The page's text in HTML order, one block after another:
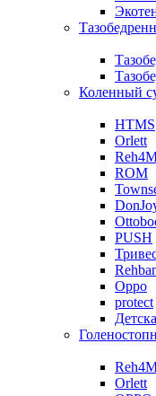
Коленный
HTMS
Orlett
ROM
PUSH
Oppo
protect
Orlett